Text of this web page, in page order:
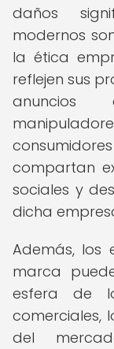
daños
modernos
la ética
reflejen sus
anuncios
compartan
sociales y
dicha
Además, los
marca
esfera de
comerciales,
del